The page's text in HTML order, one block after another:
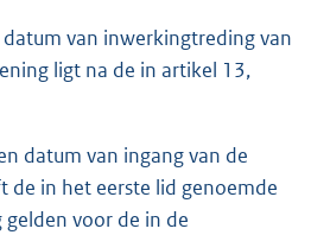
van inwerkingtreding van
ligt na de in artikel 13,
datum van ingang van de
de in het eerste lid genoemde
voor de in de